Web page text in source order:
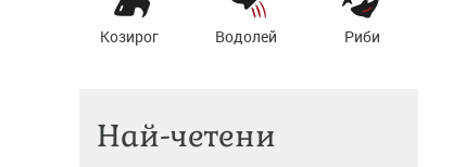
Козирог Водолей Риби
Най-четени